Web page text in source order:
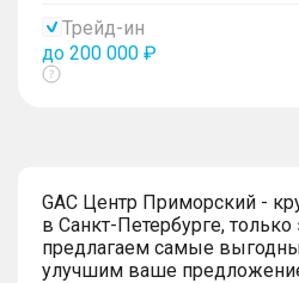
Трейд-ин
до 200 000 ₽
Показать
GAC Центр Приморский -
в Санкт-Петербурге,
предлагаем самые
улучшим ваше